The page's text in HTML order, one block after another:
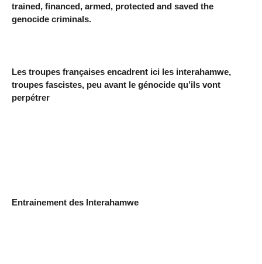
trained, financed, armed, protected and saved the
genocide criminals.
Les troupes françaises encadrent ici les interahamwe,
troupes fascistes, peu avant le génocide qu’ils vont
perpétrer
Entrainement des Interahamwe